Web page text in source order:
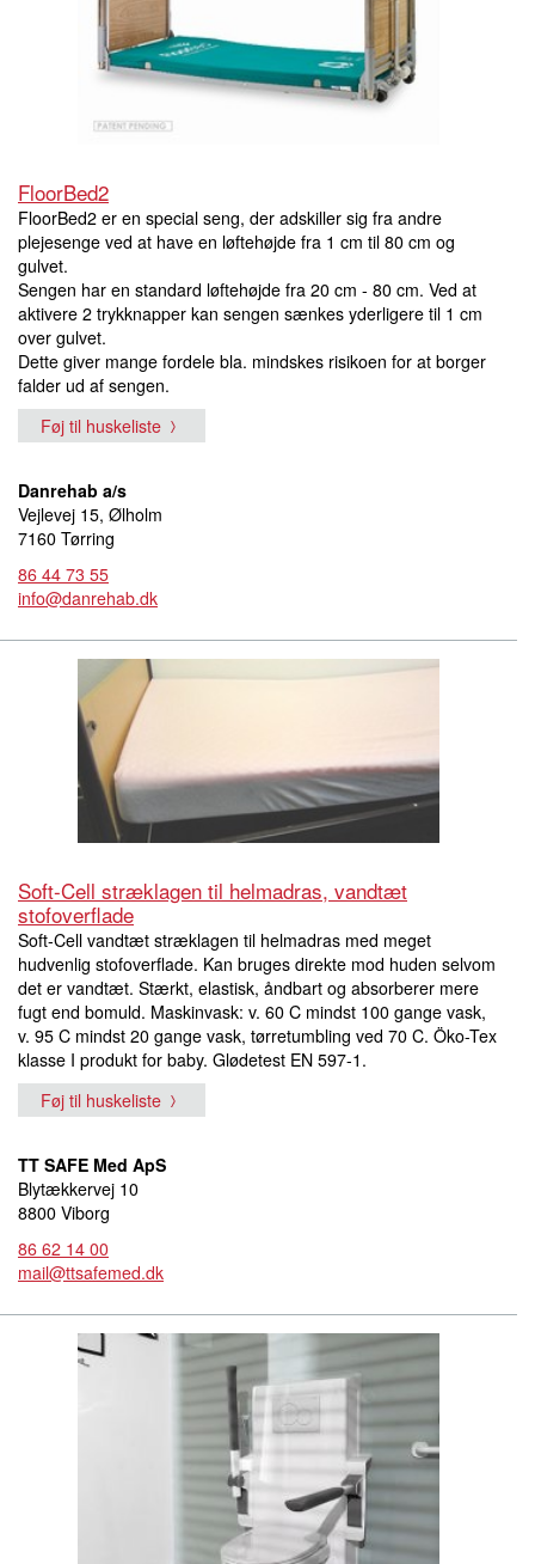
FloorBed2
FloorBed2 er en special seng, der adskiller sig fra andre
plejesenge ved at have en løftehøjde fra 1 cm til 80 cm og
gulvet.
Sengen har en standard løftehøjde fra 20 cm - 80 cm. Ved at
aktivere 2 trykknapper kan sengen sænkes yderligere til 1 cm
over gulvet.
Dette giver mange fordele bla. mindskes risikoen for at borger
falder ud af sengen.
Føj til huskeliste
Danrehab a/s
Vejlevej 15, Ølholm
7160 Tørring
86 44 73 55
info@danrehab.dk
Soft-Cell stræklagen til helmadras, vandtæt
stofoverflade
Soft-Cell vandtæt stræklagen til helmadras med meget
hudvenlig stofoverflade. Kan bruges direkte mod huden selvom
det er vandtæt. Stærkt, elastisk, åndbart og absorberer mere
fugt end bomuld. Maskinvask: v. 60 C mindst 100 gange vask,
v. 95 C mindst 20 gange vask, tørretumbling ved 70 C. Öko-Tex
klasse I produkt for baby. Glødetest EN 597-1.
Føj til huskeliste
TT SAFE Med ApS
Blytækkervej 10
8800 Viborg
86 62 14 00
mail@ttsafemed.dk